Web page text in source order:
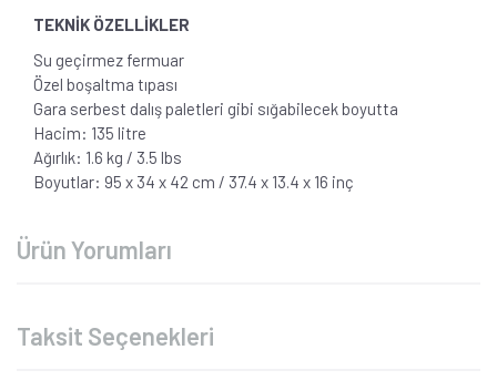
TEKNİK ÖZELLİKLER
Su geçirmez fermuar
Özel boşaltma tıpası
Gara serbest dalış paletleri gibi sığabilecek boyutta
Hacim: 135 litre
Ağırlık: 1.6 kg / 3.5 lbs
Boyutlar: 95 x 34 x 42 cm / 37.4 x 13.4 x 16 inç
Ürün Yorumları
Taksit Seçenekleri